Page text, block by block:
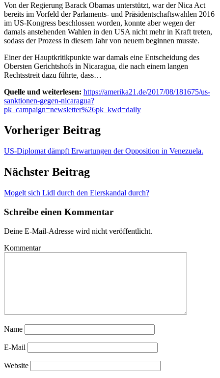
Von der Regierung Barack Obamas unterstützt, war der Nica Act
bereits im Vorfeld der Parlaments- und Präsidentschaftswahlen 2016
im US-Kongress beschlossen worden, konnte aber wegen der
damals anstehenden Wahlen in den USA nicht mehr in Kraft treten,
sodass der Prozess in diesem Jahr von neuem beginnen musste.
Einer der Hauptkritikpunkte war damals eine Entscheidung des
Obersten Gerichtshofs in Nicaragua, die nach einem langen
Rechtsstreit dazu führte, dass…
Quelle und weiterlesen: https://amerika21.de/2017/08/181675/us-
sanktionen-gegen-nicaragua?
pk_campaign=newsletter%26pk_kwd=daily
Vorheriger Beitrag
US-Diplomat dämpft Erwartungen der Opposition in Venezuela.
Nächster Beitrag
Mogelt sich Lidl durch den Eierskandal durch?
Schreibe einen Kommentar
Deine E-Mail-Adresse wird nicht veröffentlicht.
Kommentar
Name
E-Mail
Website